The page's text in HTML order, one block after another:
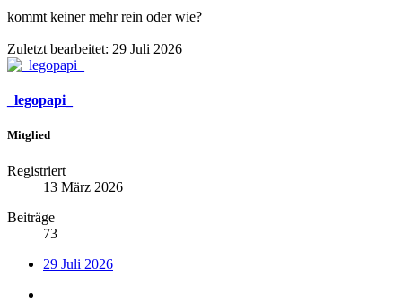
kommt keiner mehr rein oder wie?
Zuletzt bearbeitet: 29 Juli 2026
_legopapi_
Mitglied
Registriert
13 März 2026
Beiträge
73
29 Juli 2026